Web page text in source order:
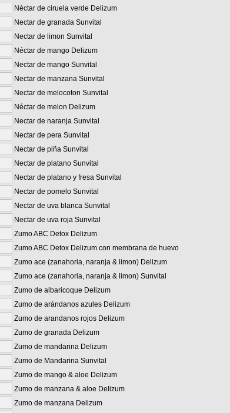
Néctar de ciruela verde Delizum
Nectar de granada Sunvital
Nectar de limon Sunvital
Néctar de mango Delizum
Nectar de mango Sunvital
Nectar de manzana Sunvital
Nectar de melocoton Sunvital
Néctar de melon Delizum
Nectar de naranja Sunvital
Nectar de pera Sunvital
Nectar de piña Sunvital
Nectar de platano Sunvital
Nectar de platano y fresa Sunvital
Nectar de pomelo Sunvital
Nectar de uva blanca Sunvital
Nectar de uva roja Sunvital
Zumo ABC Detox Delizum
Zumo ABC Detox Delizum con membrana de huevo
Zumo ace (zanahoria, naranja & limon) Delizum
Zumo ace (zanahoria, naranja & limon) Sunvital
Zumo de albaricoque Delizum
Zumo de arándanos azules Delizum
Zumo de arandanos rojos Delizum
Zumo de granada Delizum
Zumo de mandarina Delizum
Zumo de Mandarina Sunvital
Zumo de mango & aloe Delizum
Zumo de manzana & aloe Delizum
Zumo de manzana Delizum